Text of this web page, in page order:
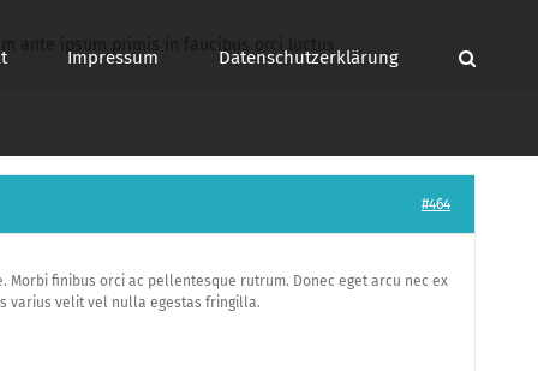
Impressum Datenschutzerklärung
ante ipsum primis in faucibus orci luctus
#464
finibus orci ac pellentesque rutrum. Donec eget arcu nec ex
varius velit vel nulla egestas fringilla.